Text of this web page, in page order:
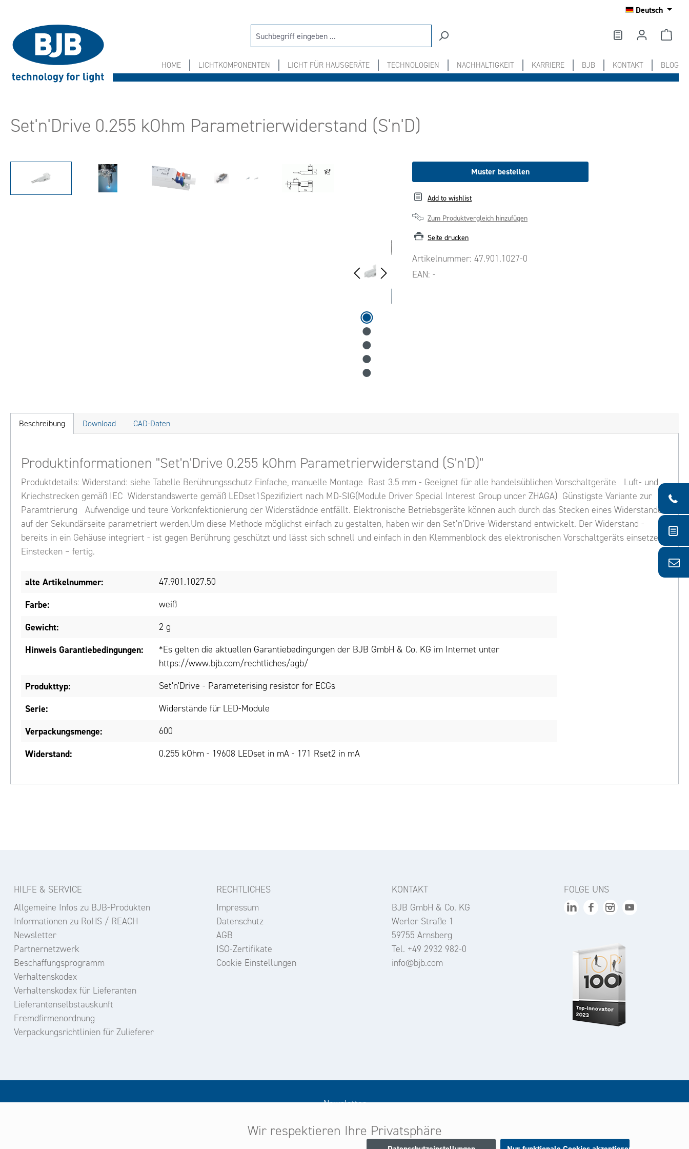
Deutsch
HOME LICHTKOMPONENTEN LICHT FÜR HAUSGERÄTE TECHNOLOGIEN NACHHALTIGKEIT KARRIERE BJB KONTAKT BLOG
Set'n'Drive 0.255 kOhm Parametrierwiderstand (S'n'D)
Bildergalerie überspringen Muster bestellen
Add to wishlist
Zum Produktvergleich hinzufügen
Seite drucken
Artikelnummer: 47.901.1027-0
EAN: -
Beschreibung Download CAD-Daten
Produktinformationen "Set'n'Drive 0.255 kOhm Parametrierwiderstand (S'n'D)"
Produktdetails: Widerstand: siehe Tabelle Berührungsschutz Einfache, manuelle Montage Rast 3.5 mm - Geeignet für alle handelsüblichen Vorschaltgeräte Luft- und
Kriechstrecken gemäß IEC Widerstandswerte gemäß LEDset1Spezifiziert nach MD-SIG(Module Driver Special Interest Group under ZHAGA) Günstigste Variante zur
Paramtrierung Aufwendige und teure Vorkonfektionierung der Widerstädnde entfällt. Elektronische Betriebsgeräte können auch durch das Stecken eines Widerstandes
auf der Sekundärseite parametriert werden.Um diese Methode möglichst einfach zu gestalten, haben wir den Set’n’Drive-Widerstand entwickelt. Der Widerstand -
bereits in ein Gehäuse integriert - ist gegen Berührung geschützt und lässt sich schnell und einfach in den Klemmenblock des elektronischen Vorschaltgeräts einsetzen.
Einstecken – fertig.
alte Artikelnummer: 47.901.1027.50
Farbe: weiß
Gewicht: 2 g
Hinweis Garantiebedingungen:
*Es gelten die aktuellen Garantiebedingungen der BJB GmbH & Co. KG im Internet unter
https://www.bjb.com/rechtliches/agb/
Produkttyp: Set'n'Drive - Parameterising resistor for ECGs
Serie: Widerstände für LED-Module
Verpackungsmenge: 600
Widerstand: 0.255 kOhm - 19608 LEDset in mA - 171 Rset2 in mA
HILFE & SERVICE
Allgemeine Infos zu BJB-Produkten
Informationen zu RoHS / REACH
Newsletter
Partnernetzwerk
Beschaffungsprogramm
Verhaltenskodex
Verhaltenskodex für Lieferanten
Lieferantenselbstauskunft
Fremdfirmenordnung
Verpackungsrichtlinien für Zulieferer
RECHTLICHES
Impressum
Datenschutz
AGB
ISO-Zertifikate
Cookie Einstellungen
KONTAKT
BJB GmbH & Co. KG
Werler Straße 1
59755 Arnsberg
Tel. +49 2932 982-0
info@bjb.com
FOLGE UNS
Newsletter
Melden Sie sich jetzt zu unserem Newsletter an
Wir respektieren Ihre Privatsphäre